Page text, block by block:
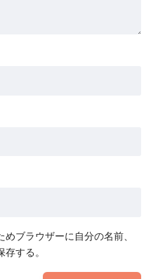
ブラウザーに自分の名前、
する。